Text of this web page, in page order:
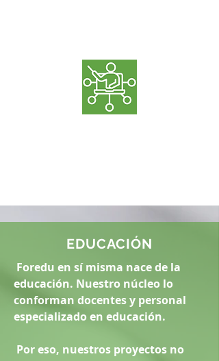
EDUCACIÓN
Foredu en sí misma nace de la
educación. Nuestro núcleo lo
conforman docentes y personal
especializado en educación.
Por eso, nuestros proyectos no